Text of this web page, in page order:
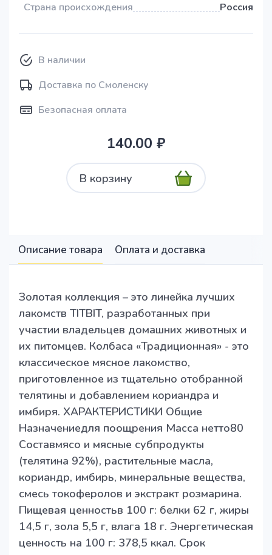
Страна происхождения
Россия
В наличии
Доставка по Смоленску
Безопасная оплата
140.00 ₽
В корзину
Описание товара Оплата и доставка
Золотая коллекция – это линейка лучших
лакомств TITBIT, разработанных при
участии владельцев домашних животных и
их питомцев. Колбаса «Традиционная» - это
классическое мясное лакомство,
приготовленное из тщательно отобранной
телятины и добавлением кориандра и
имбиря. ХАРАКТЕРИСТИКИ Общие
Назначениедля поощрения Масса нетто80
Составмясо и мясные субпродукты
(телятина 92%), растительные масла,
кориандр, имбирь, минеральные вещества,
смесь токоферолов и экстракт розмарина.
Пищевая ценностьв 100 г: белки 62 г, жиры
14,5 г, зола 5,5 г, влага 18 г. Энергетическая
ценность на 100 г: 378,5 ккал. Срок